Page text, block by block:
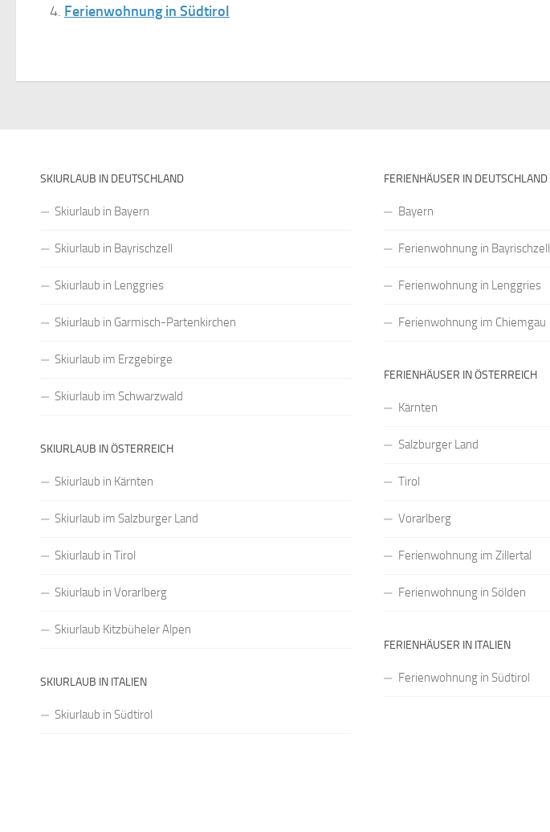
Ferienwohnung in Südtirol
SKIURLAUB IN DEUTSCHLAND
Skiurlaub in Bayern
Skiurlaub in Bayrischzell
Skiurlaub in Lenggries
Skiurlaub in Garmisch-Partenkirchen
Skiurlaub im Erzgebirge
Skiurlaub im Schwarzwald
SKIURLAUB IN ÖSTERREICH
Skiurlaub in Kärnten
Skiurlaub im Salzburger Land
Skiurlaub in Tirol
Skiurlaub in Vorarlberg
Skiurlaub Kitzbüheler Alpen
SKIURLAUB IN ITALIEN
Skiurlaub in Südtirol
FERIENHÄUSER IN DEUTSCHLAND
Bayern
Ferienwohnung in Bayrischzell
Ferienwohnung in Lenggries
Ferienwohnung im Chiemgau
FERIENHÄUSER IN ÖSTERREICH
Kärnten
Salzburger Land
Tirol
Vorarlberg
Ferienwohnung im Zillertal
Ferienwohnung in Sölden
FERIENHÄUSER IN ITALIEN
Ferienwohnung in Südtirol